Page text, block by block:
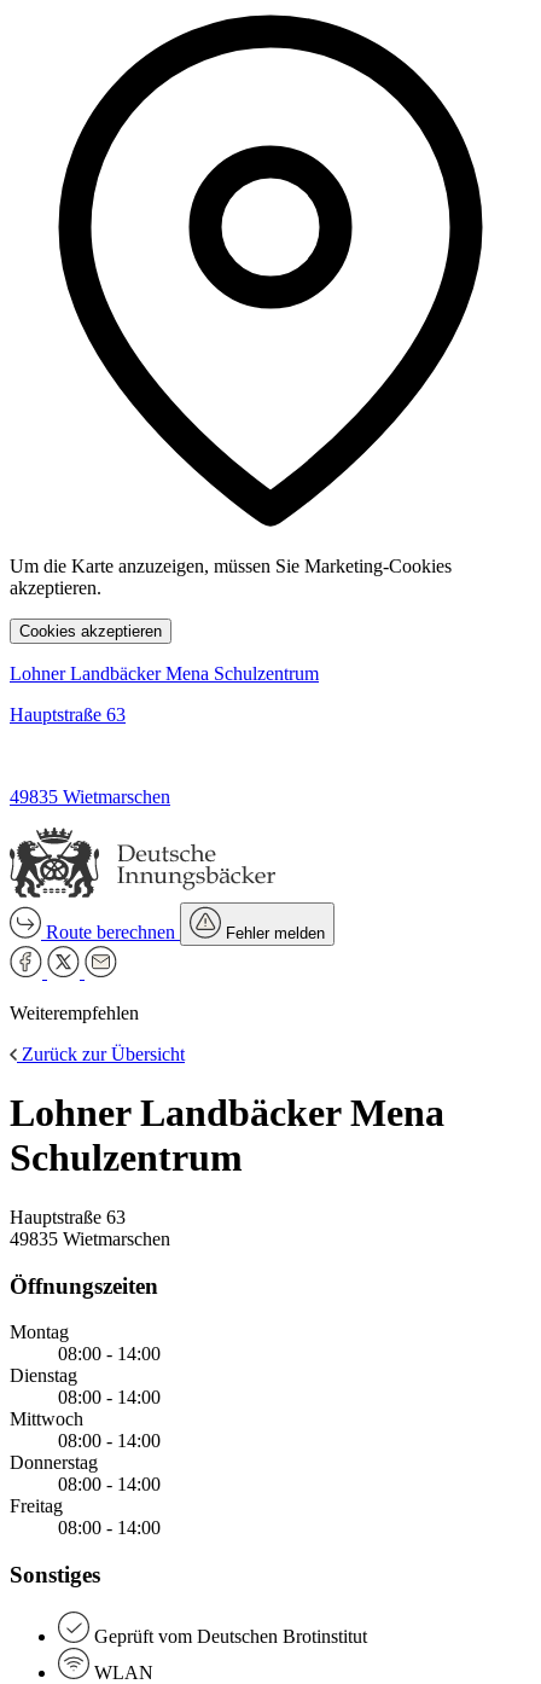
Um die Karte anzuzeigen, müssen Sie Marketing-Cookies
akzeptieren.
Cookies akzeptieren
Lohner Landbäcker Mena Schulzentrum
Hauptstraße 63
49835 Wietmarschen
Route berechnen Fehler melden
Weiterempfehlen
Zurück zur Übersicht
Lohner Landbäcker Mena
Schulzentrum
Hauptstraße 63
49835 Wietmarschen
Öffnungszeiten
Montag
08:00 - 14:00
Dienstag
08:00 - 14:00
Mittwoch
08:00 - 14:00
Donnerstag
08:00 - 14:00
Freitag
08:00 - 14:00
Sonstiges
Geprüft vom Deutschen Brotinstitut
WLAN